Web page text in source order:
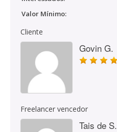
Valor Mínimo:
Cliente
Govin G.
Freelancer vencedor
Tais de S.